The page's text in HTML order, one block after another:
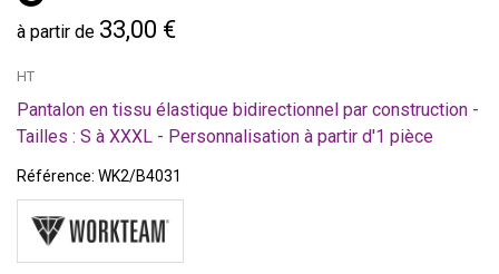
à partir de 33,00 €
HT
Pantalon en tissu élastique bidirectionnel par construction -
Tailles : S à XXXL - Personnalisation à partir d'1 pièce
Référence: WK2/B4031